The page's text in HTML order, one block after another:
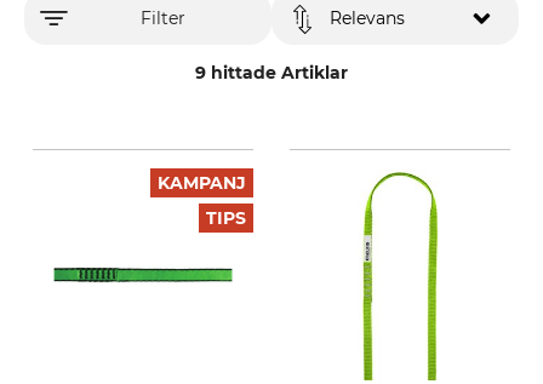
Filter
9 hittade Artiklar
Relevans
KAMPANJ
TIPS